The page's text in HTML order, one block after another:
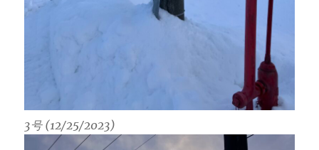
3号 (12/25/2023)